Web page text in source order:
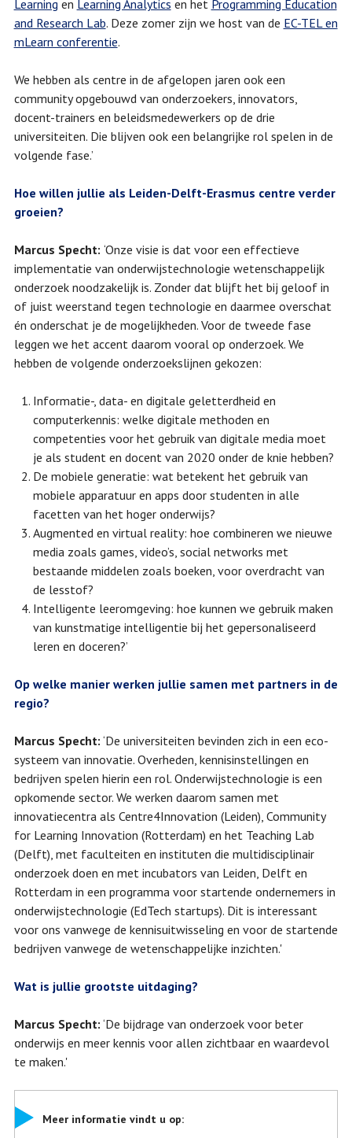
Learning en Learning Analytics en het Programming Education
and Research Lab. Deze zomer zijn we host van de EC-TEL en
mLearn conferentie.
We hebben als centre in de afgelopen jaren ook een
community opgebouwd van onderzoekers, innovators,
docent-trainers en beleidsmedewerkers op de drie
universiteiten. Die blijven ook een belangrijke rol spelen in de
volgende fase.’
Hoe willen jullie als Leiden-Delft-Erasmus centre verder
groeien?
Marcus Specht: ‘Onze visie is dat voor een effectieve
implementatie van onderwijstechnologie wetenschappelijk
onderzoek noodzakelijk is. Zonder dat blijft het bij geloof in
of juist weerstand tegen technologie en daarmee overschat
én onderschat je de mogelijkheden. Voor de tweede fase
leggen we het accent daarom vooral op onderzoek. We
hebben de volgende onderzoekslijnen gekozen:
Informatie-, data- en digitale geletterdheid en
computerkennis: welke digitale methoden en
competenties voor het gebruik van digitale media moet
je als student en docent van 2020 onder de knie hebben?
De mobiele generatie: wat betekent het gebruik van
mobiele apparatuur en apps door studenten in alle
facetten van het hoger onderwijs?
Augmented en virtual reality: hoe combineren we nieuwe
media zoals games, video’s, social networks met
bestaande middelen zoals boeken, voor overdracht van
de lesstof?
Intelligente leeromgeving: hoe kunnen we gebruik maken
van kunstmatige intelligentie bij het gepersonaliseerd
leren en doceren?’
Op welke manier werken jullie samen met partners in de
regio?
Marcus Specht: ‘De universiteiten bevinden zich in een eco-
systeem van innovatie. Overheden, kennisinstellingen en
bedrijven spelen hierin een rol. Onderwijstechnologie is een
opkomende sector. We werken daarom samen met
innovatiecentra als Centre4Innovation (Leiden), Community
for Learning Innovation (Rotterdam) en het Teaching Lab
(Delft), met faculteiten en instituten die multidisciplinair
onderzoek doen en met incubators van Leiden, Delft en
Rotterdam in een programma voor startende ondernemers in
onderwijstechnologie (EdTech startups). Dit is interessant
voor ons vanwege de kennisuitwisseling en voor de startende
bedrijven vanwege de wetenschappelijke inzichten.'
Wat is jullie grootste uitdaging?
Marcus Specht: ‘De bijdrage van onderzoek voor beter
onderwijs en meer kennis voor allen zichtbaar en waardevol
te maken.'
Meer informatie vindt u op: